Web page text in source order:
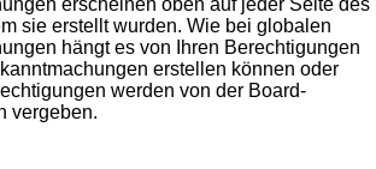
sie erstellt wurden. Wie bei globalen
hängt es von Ihren Berechtigungen
erstellen können oder
werden von der Board-
vergeben.